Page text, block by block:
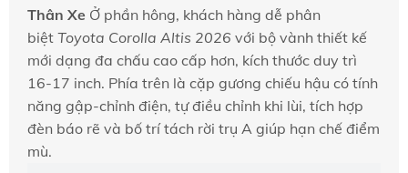
Thân Xe Ở phần hông, khách hàng dễ phân
biệt Toyota Corolla Altis 2026 với bộ vành thiết kế
mới dạng đa chấu cao cấp hơn, kích thước duy trì
16-17 inch. Phía trên là cặp gương chiếu hậu có tính
năng gập-chỉnh điện, tự điều chỉnh khi lùi, tích hợp
đèn báo rẽ và bố trí tách rời trụ A giúp hạn chế điểm
mù.